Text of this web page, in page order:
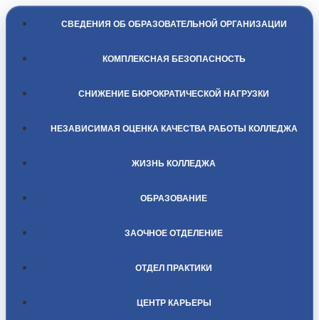
СВЕДЕНИЯ ОБ ОБРАЗОВАТЕЛЬНОЙ ОРГАНИЗАЦИИ
КОМПЛЕКСНАЯ БЕЗОПАСНОСТЬ
СНИЖЕНИЕ БЮРОКРАТИЧЕСКОЙ НАГРУЗКИ
НЕЗАВИСИМАЯ ОЦЕНКА КАЧЕСТВА РАБОТЫ КОЛЛЕДЖА
ЖИЗНЬ КОЛЛЕДЖА
ОБРАЗОВАНИЕ
ЗАОЧНОЕ ОТДЕЛЕНИЕ
ОТДЕЛ ПРАКТИКИ
ЦЕНТР КАРЬЕРЫ